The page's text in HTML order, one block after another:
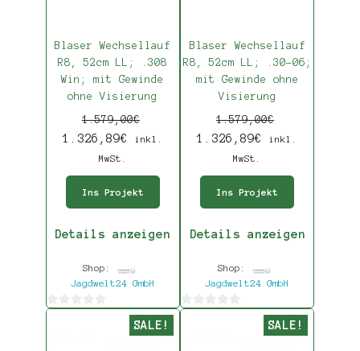
Blaser Wechsellauf
R8, 52cm LL; .308
Win; mit Gewinde
ohne Visierung
1.579,00€
1.326,89€
inkl.
MwSt.
Ins Projekt
Details anzeigen
Shop:
Jagdwelt24 GmbH
0
Blaser Wechsellauf
R8, 52cm LL; .30-06;
mit Gewinde ohne
Visierung
1.579,00€
1.326,89€
inkl.
MwSt.
Ins Projekt
Details anzeigen
Shop:
Jagdwelt24 GmbH
SALE! SALE!